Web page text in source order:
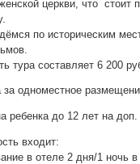
церкви, что стоит
по историческим
тура составляет 6 200
за одноместное
ребенка до 12 лет на
входит:
в отеле 2 дня/1 ночь